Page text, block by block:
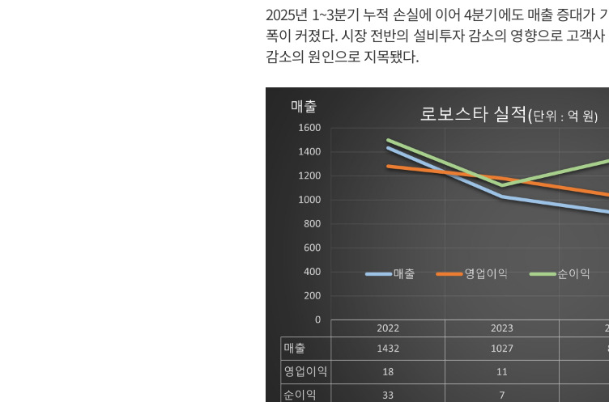
2025년 1~3분기 누적 손실에 이어 4분기에도 매출 증대가
폭이 커졌다. 시장 전반의 설비투자 감소의 영향으로 고객
감소의 원인으로 지목됐다.